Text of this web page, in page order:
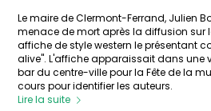
Le maire de Clermont-Ferrand, Julien
menace de mort après la diffusion sur
affiche de style western le présentant
alive". L'affiche apparaissait dans une
bar du centre-ville pour la Fête de la
cours pour identifier les auteurs.
Lire la suite